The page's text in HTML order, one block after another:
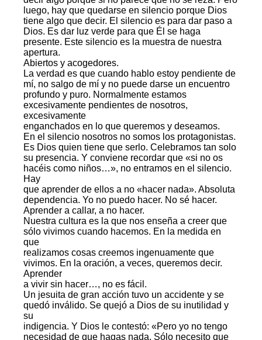
luego, hay que quedarse en silencio porque Dios
tiene algo que decir. El silencio es para dar paso a
Dios. Es dar luz verde para que Él se haga
presente. Este silencio es la muestra de nuestra
apertura.
Abiertos y acogedores.
La verdad es que cuando hablo estoy pendiente de
mí, no salgo de mí y no puede darse un encuentro
profundo y puro. Normalmente estamos
excesivamente pendientes de nosotros,
excesivamente
enganchados en lo que queremos y deseamos.
En el silencio nosotros no somos los protagonistas.
Es Dios quien tiene que serlo. Celebramos tan solo
su presencia. Y conviene recordar que «si no os
hacéis como niños…», no entramos en el silencio.
Hay
que aprender de ellos a no «hacer nada». Absoluta
dependencia. Yo no puedo hacer. No sé hacer.
Aprender a callar, a no hacer.
Nuestra cultura es la que nos enseña a creer que
sólo vivimos cuando hacemos. En la medida en
que
realizamos cosas creemos ingenuamente que
vivimos. En la oración, a veces, queremos decir.
Aprender
a vivir sin hacer…, no es fácil.
Un jesuita de gran acción tuvo un accidente y se
quedó inválido. Se quejó a Dios de su inutilidad y
su
indigencia. Y Dios le contestó: «Pero yo no tengo
necesidad de que hagas nada. Sólo necesito que